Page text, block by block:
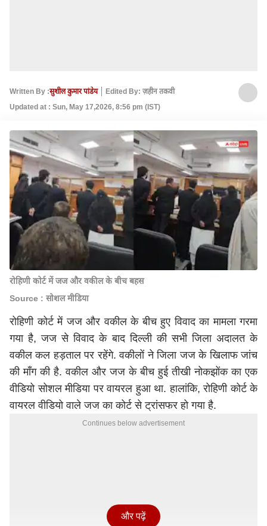
Written By :सुशील कुमार पांडेय
Edited By: ज़हीन तकवी
Updated at : Sun, May 17,2026, 8:56 pm (IST)
रोहिणी कोर्ट में जज और वकील के बीच बहस
Source : सोशल मीडिया
रोहिणी कोर्ट में जज और वकील के बीच हुए विवाद का मामला गरमा
गया है, जज से विवाद के बाद दिल्ली की सभी जिला अदालत के
वकील कल हड़ताल पर रहेंगे. वकीलों ने जिला जज के खिलाफ जांच
की माँग की है. वकील और जज के बीच हुई तीखी नोकझोंक का एक
वीडियो सोशल मीडिया पर वायरल हुआ था. हालांकि, रोहिणी कोर्ट के
वायरल वीडियो वाले जज का कोर्ट से ट्रांसफर हो गया है.
Continues below advertisement
और पढ़ें